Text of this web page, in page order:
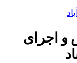
و اجرای